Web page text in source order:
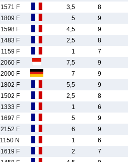
1571 F 3,5
8
1809 F 5
9
1598 F 4,5
9
1483 F 2,5
8
1159 F 1
7
2060 F 7,5
9
2000 F 7
9
1802 F 5,5
9
1502 F 2,5
8
1333 F 1
6
1697 F 5
9
2152 F 6
9
1150 N 1
6
1619 F 2
7